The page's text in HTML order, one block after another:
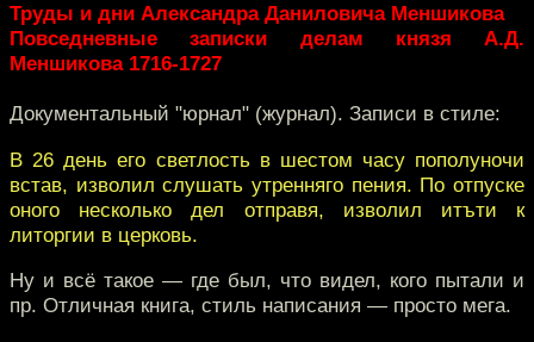
Труды и дни Александра Даниловича Меншикова
Повседневные записки делам князя А.Д.
Меншикова 1716-1727
Документальный "юрнал" (журнал). Записи в стиле:
В 26 день его светлость в шестом часу пополуночи
встав, изволил слушать утренняго пения. По отпуске
оного несколько дел отправя, изволил итъти к
литоргии в церковь.
Ну и всё такое — где был, что видел, кого пытали и
пр. Отличная книга, стиль написания — просто мега.